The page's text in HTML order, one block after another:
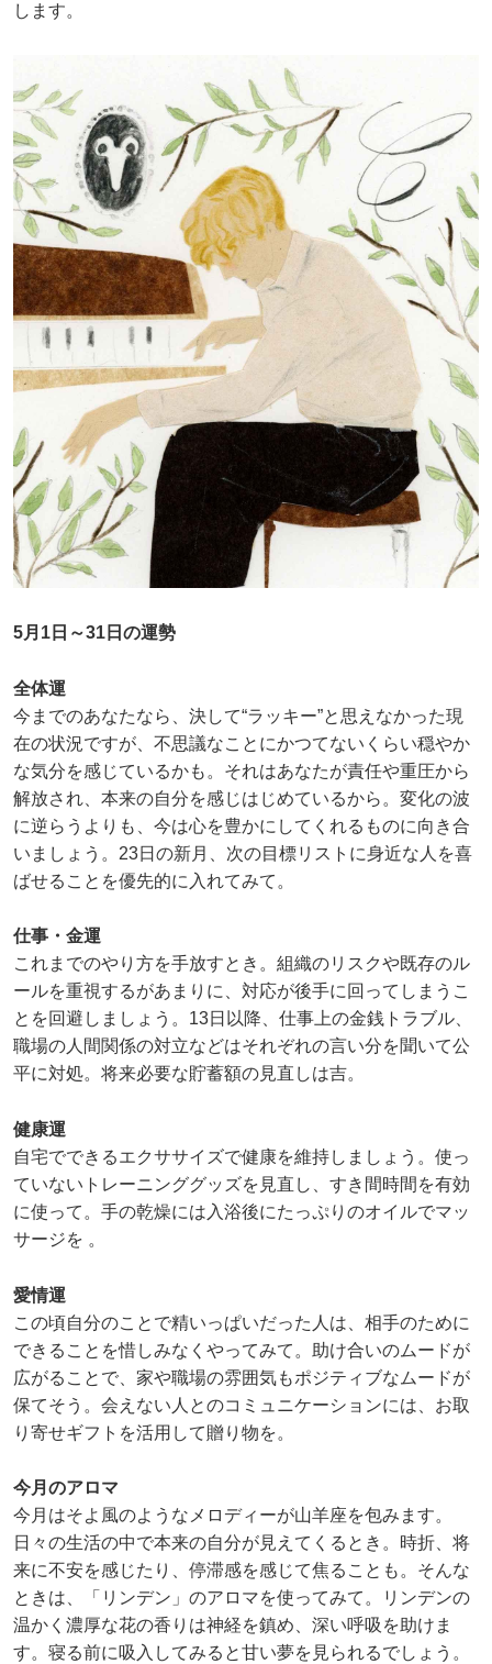
します。
5月1日～31日の運勢
全体運
今までのあなたなら、決して“ラッキー”と思えなかった現
在の状況ですが、不思議なことにかつてないくらい穏やか
な気分を感じているかも。それはあなたが責任や重圧から
解放され、本来の自分を感じはじめているから。変化の波
に逆らうよりも、今は心を豊かにしてくれるものに向き合
いましょう。23日の新月、次の目標リストに身近な人を喜
ばせることを優先的に入れてみて。
仕事・金運
これまでのやり方を手放すとき。組織のリスクや既存のル
ールを重視するがあまりに、対応が後手に回ってしまうこ
とを回避しましょう。13日以降、仕事上の金銭トラブル、
職場の人間関係の対立などはそれぞれの言い分を聞いて公
平に対処。将来必要な貯蓄額の見直しは吉。
健康運
自宅でできるエクササイズで健康を維持しましょう。使っ
ていないトレーニンググッズを見直し、すき間時間を有効
に使って。手の乾燥には入浴後にたっぷりのオイルでマッ
サージを 。
愛情運
この頃自分のことで精いっぱいだった人は、相手のために
できることを惜しみなくやってみて。助け合いのムードが
広がることで、家や職場の雰囲気もポジティブなムードが
保てそう。会えない人とのコミュニケーションには、お取
り寄せギフトを活用して贈り物を。
今月のアロマ
今月はそよ風のようなメロディーが山羊座を包みます。
日々の生活の中で本来の自分が見えてくるとき。時折、将
来に不安を感じたり、停滞感を感じて焦ることも。そんな
ときは、「リンデン」のアロマを使ってみて。リンデンの
温かく濃厚な花の香りは神経を鎮め、深い呼吸を助けま
す。寝る前に吸入してみると甘い夢を見られるでしょう。